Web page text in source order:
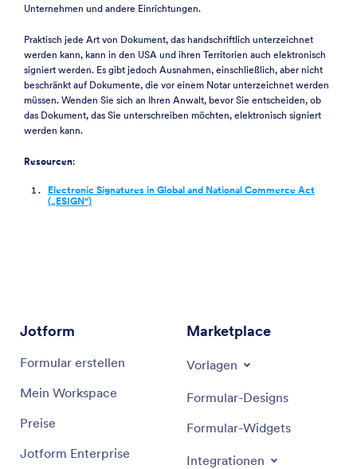
Unternehmen und andere Einrichtungen.
Praktisch jede Art von Dokument, das handschriftlich unterzeichnet
werden kann, kann in den USA und ihren Territorien auch elektronisch
signiert werden. Es gibt jedoch Ausnahmen, einschließlich, aber nicht
beschränkt auf Dokumente, die vor einem Notar unterzeichnet werden
müssen. Wenden Sie sich an Ihren Anwalt, bevor Sie entscheiden, ob
das Dokument, das Sie unterschreiben möchten, elektronisch signiert
werden kann.
Resourcen:
Electronic Signatures in Global and National Commerce Act
(„ESIGN“)
Jotform
Formular erstellen
Mein Workspace
Preise
Jotform Enterprise
Marketplace
Vorlagen
Formular-Designs
Formular-Widgets
Integrationen